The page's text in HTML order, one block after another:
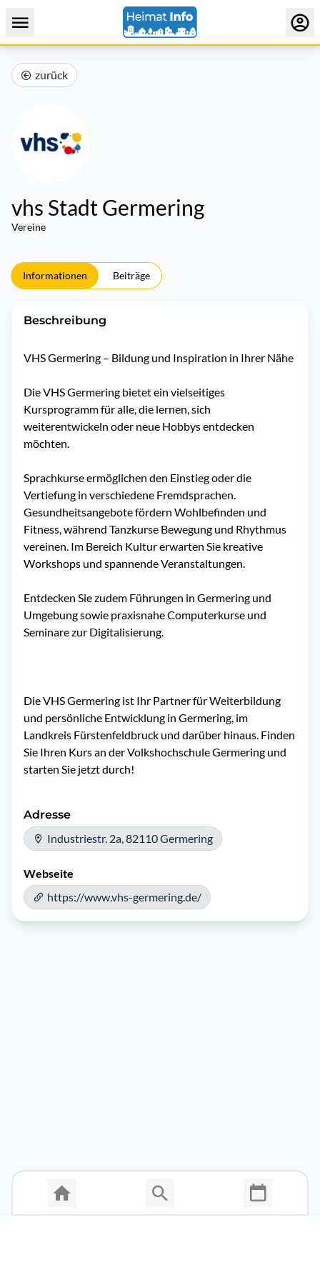
zurück
vhs Stadt Germering
Vereine
Informationen Beiträge
Beschreibung
VHS Germering – Bildung und Inspiration in Ihrer Nähe
Die VHS Germering bietet ein vielseitiges
Kursprogramm für alle, die lernen, sich
weiterentwickeln oder neue Hobbys entdecken
möchten.
Sprachkurse ermöglichen den Einstieg oder die
Vertiefung in verschiedene Fremdsprachen.
Gesundheitsangebote fördern Wohlbefinden und
Fitness, während Tanzkurse Bewegung und Rhythmus
vereinen. Im Bereich Kultur erwarten Sie kreative
Workshops und spannende Veranstaltungen.
Entdecken Sie zudem Führungen in Germering und
Umgebung sowie praxisnahe Computerkurse und
Seminare zur Digitalisierung.
Die VHS Germering ist Ihr Partner für Weiterbildung
und persönliche Entwicklung in Germering, im
Landkreis Fürstenfeldbruck und darüber hinaus. Finden
Sie Ihren Kurs an der Volkshochschule Germering und
starten Sie jetzt durch!
Adresse
Industriestr. 2a, 82110 Germering
Webseite
https://www.vhs-germering.de/